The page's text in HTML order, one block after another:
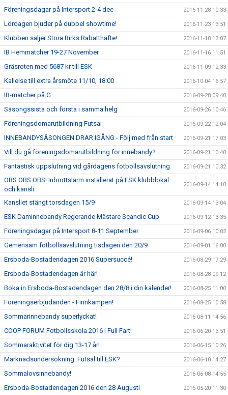
Föreningsdagar på Intersport 2-4 dec 2016-11-28 10:33
Lördagen bjuder på dubbel showtime! 2016-11-23 13:51
Klubben säljer Stora Birks Rabatthäfte! 2016-11-18 13:07
IB Hemmatcher 19-27 November 2016-11-16 11:51
Gräsroten med 5687 kr till ESK 2016-11-09 12:33
Kallelse till extra årsmöte 11/10, 18:00 2016-10-04 16:57
IB-matcher på G 2016-09-28 09:40
Säsongssista och första i samma helg 2016-09-26 10:46
Föreningsdomarutbildning Futsal 2016-09-22 12:04
INNEBANDYSÄSONGEN DRAR IGÅNG - Följ med från start 2016-09-21 17:03
Vill du gå föreningsdomarutbildning för innebandy? 2016-09-21 10:40
Fantastisk uppslutning vid gårdagens fotbollsavslutning 2016-09-21 10:32
OBS OBS OBS! Inbrottslarm installerat på ESK klubblokal
och kansli
2016-09-14 14:10
Kansliet stängt torsdagen 15/9 2016-09-14 13:04
ESK Daminnebandy Regerande Mästare Scandic Cup 2016-09-12 13:35
Föreningsdagar på Intersport 8-11 September 2016-09-06 10:02
Gemensam fotbollsavslutning tisdagen den 20/9 2016-09-01 16:00
Ersboda-Bostadendagen 2016 Supersuccé! 2016-08-29 17:29
Ersboda-Bostadendagen är här! 2016-08-28 09:12
Boka in Ersboda-Bostadendagen den 28/8 i din kalender! 2016-08-25 11:00
Föreningserbjudanden - Finnkampen! 2016-08-25 10:58
Sommarinnebandy superlyckat! 2016-08-11 14:56
COOP FORUM Fotbollsskola 2016 i Full Fart! 2016-06-20 13:51
Sommaraktivitet för dig 13-17 år! 2016-06-15 10:26
Marknadsundersökning: Futsal till ESK? 2016-06-10 14:27
Sommalovsinnebandy! 2016-06-08 14:55
Ersboda-Bostadendagen 2016 den 28 Augusti 2016-05-20 11:30